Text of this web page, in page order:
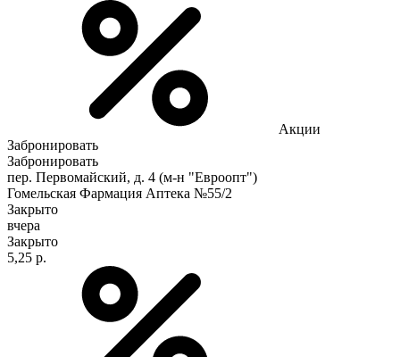
Акции
Забронировать
Забронировать
пер. Первомайский, д. 4 (м-н "Евроопт")
Гомельская Фармация Аптека №55/2
Закрыто
вчера
Закрыто
5,25 р.